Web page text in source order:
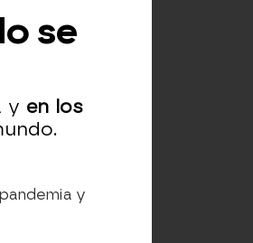
se
y en los
y